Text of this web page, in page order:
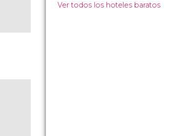
Ver todos los hoteles baratos